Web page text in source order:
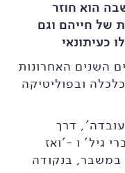
הוא חוזר
של חייהם וגם
כעיתונאי
השנים האחרונות
ובפוליטיקה
דרך
גיל' ו -'ואז
במשבר, בנקודה